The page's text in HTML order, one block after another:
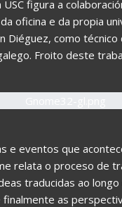
USC figura a
oficina e da propia
Diéguez, como
Froito deste
e eventos que
relata o proceso de
traducidas ao
as